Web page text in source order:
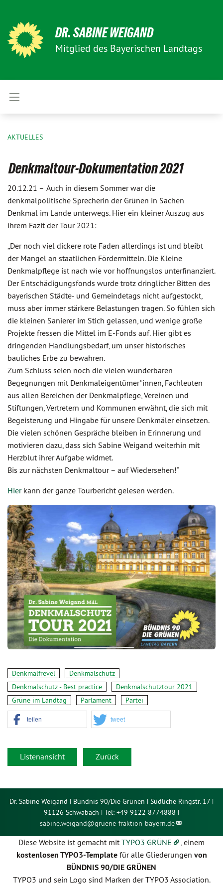
DR. SABINE WEIGAND
Mitglied des Bayerischen Landtags
AKTUELLES
Denkmaltour-Dokumentation 2021
20.12.21 – Auch in diesem Sommer war die
denkmalpolitische Sprecherin der Grünen in Sachen
Denkmal im Lande unterwegs. Hier ein kleiner Auszug aus
ihrem Fazit der Tour 2021:
„Der noch viel dickere rote Faden allerdings ist und bleibt
der Mangel an staatlichen Fördermitteln. Die Kleine
Denkmalpflege ist nach wie vor hoffnungslos unterfinanziert.
Der Entschädigungsfonds wurde trotz dringlicher Bitten des
bayerischen Städte- und Gemeindetags nicht aufgestockt,
muss aber immer stärkere Belastungen tragen. So fühlen sich
die kleinen Sanierer im Stich gelassen, und wenige große
Projekte fressen die Mittel im E-Fonds auf. Hier gibt es
dringenden Handlungsbedarf, um unser historisches
bauliches Erbe zu bewahren.
Zum Schluss seien noch die vielen wunderbaren
Begegnungen mit Denkmaleigentümer*innen, Fachleuten
aus allen Bereichen der Denkmalpflege, Vereinen und
Stiftungen, Vertretern und Kommunen erwähnt, die sich mit
Begeisterung und Hingabe für unsere Denkmäler einsetzen.
Die vielen schönen Gespräche bleiben in Erinnerung und
motivieren dazu, dass sich Sabine Weigand weiterhin mit
Herzblut ihrer Aufgabe widmet.
Bis zur nächsten Denkmaltour – auf Wiedersehen!“
Hierkann der ganze Tourbericht gelesen werden.
Denkmalfrevel
Denkmalschutz
Denkmalschutz - Best practice
Denkmalschutztour 2021
Grüne im Landtag
Parlament Partei
teilen tweet
Listenansicht Zurück
Dr. Sabine Weigand | Bündnis 90/Die Grünen | Südliche Ringstr. 17 |
91126 Schwabach | Tel: +49 9122 8774888 |
sabine.weigand@gruene-fraktion-bayern.de
Diese Website ist gemacht mitTYPO3 GRÜNE , einem
kostenlosen TYPO3-Templatefür alle Gliederungen von
BÜNDNIS 90/DIE GRÜNEN
TYPO3 und sein Logo sind Marken der TYPO3 Association.